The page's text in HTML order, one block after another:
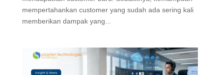
mempertahankan customer yang sudah ada sering kali
memberikan dampak yang...